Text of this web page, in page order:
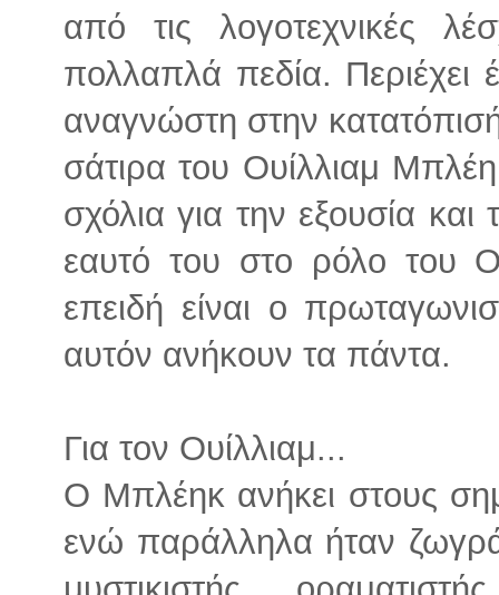
από τις λογοτεχνικές
πολλαπλά πεδία.
αναγνώστη στην
σάτιρα του Ουίλλιαμ
σχόλια για την εξουσία και
εαυτό του στο ρόλο του
επειδή είναι ο
αυτόν ανήκουν τα πάντα.
Για τον Ουίλλιαμ...
Ο Μπλέηκ ανήκει στους
ενώ παράλληλα ήταν